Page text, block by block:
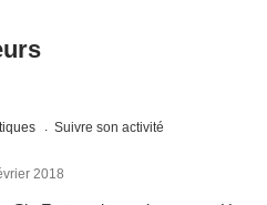
Suivre son activité
2018